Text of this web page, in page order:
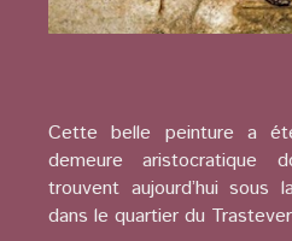
Cette belle peinture a
demeure
trouvent aujourd’hui sous
dans le quartier du